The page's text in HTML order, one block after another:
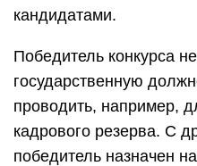
кандидатами.
Победитель конкурса
государственную
проводить, например,
кадрового резерва. С
победитель назначен